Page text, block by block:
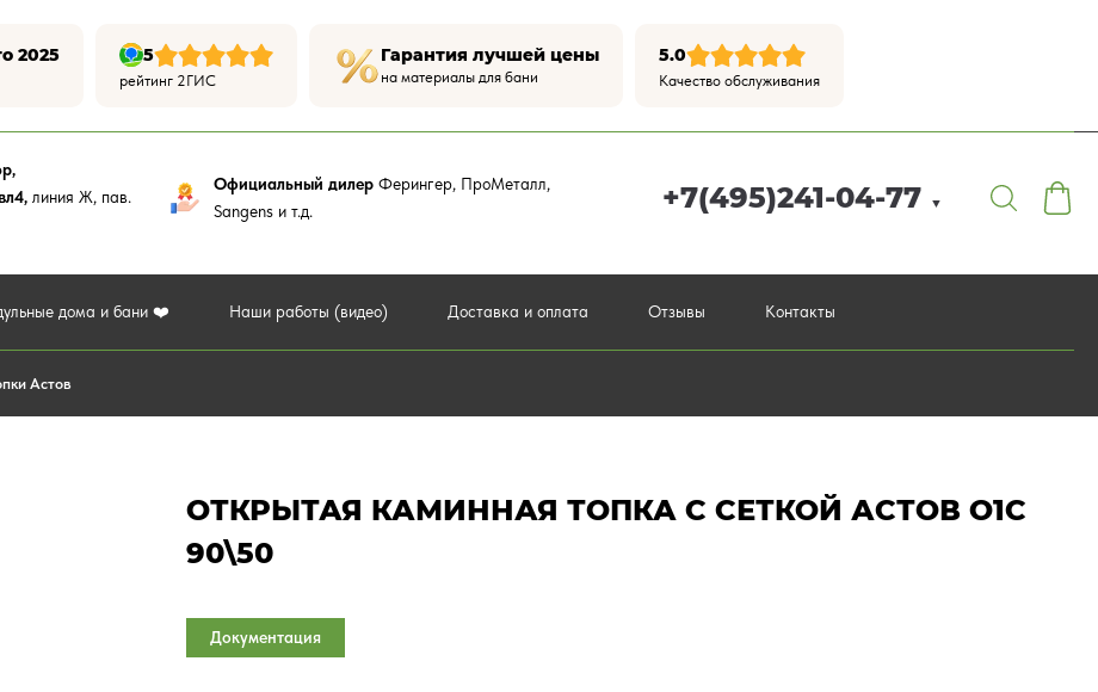
2025 5
рейтинг 2ГИС
Гарантия лучшей цены
на материалы для бани
5.0
Качество обслуживания
,
линия Ж, пав.
Официальный дилер Ферингер, ПроМеталл,
Sangens и т.д.
+7(495)241-04-77 ▼
дома и бани ❤️ Наши работы (видео) Доставка и оплата Отзывы Контакты
Астов
ОТКРЫТАЯ КАМИННАЯ ТОПКА С СЕТКОЙ АСТОВ О1С
90\50
Документация